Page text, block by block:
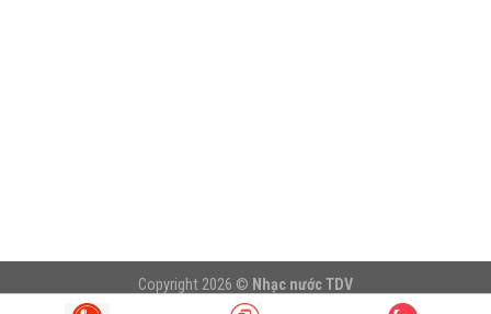
Copyright 2026 © Nhạc nước TDV